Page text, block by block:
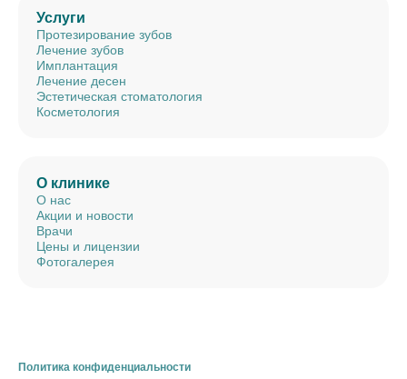
Политика конфиденциальности
Услуги
Протезирование зубов
Лечение зубов
Имплантация
Лечение десен
Эстетическая стоматология
Косметология
О клинике
О нас
Акции и новости
Врачи
Цены и лицензии
Фотогалерея